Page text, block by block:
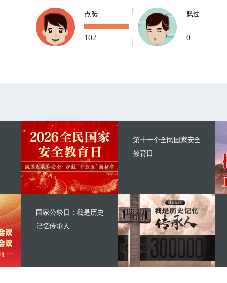
点赞
102
飘过
0
第十一个全民国家安全
教育日
国家公祭日：我是历史
记忆传承人